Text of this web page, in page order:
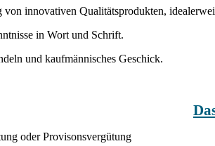
von innovativen Qualitätsprodukten,
in Wort und Schrift.
und kaufmännisches Geschick.
oder Provisonsvergütung